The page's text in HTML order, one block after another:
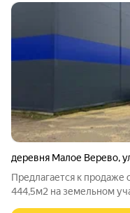
деревня Малое Верево,
Предлагается к
444,5м2 на земельном